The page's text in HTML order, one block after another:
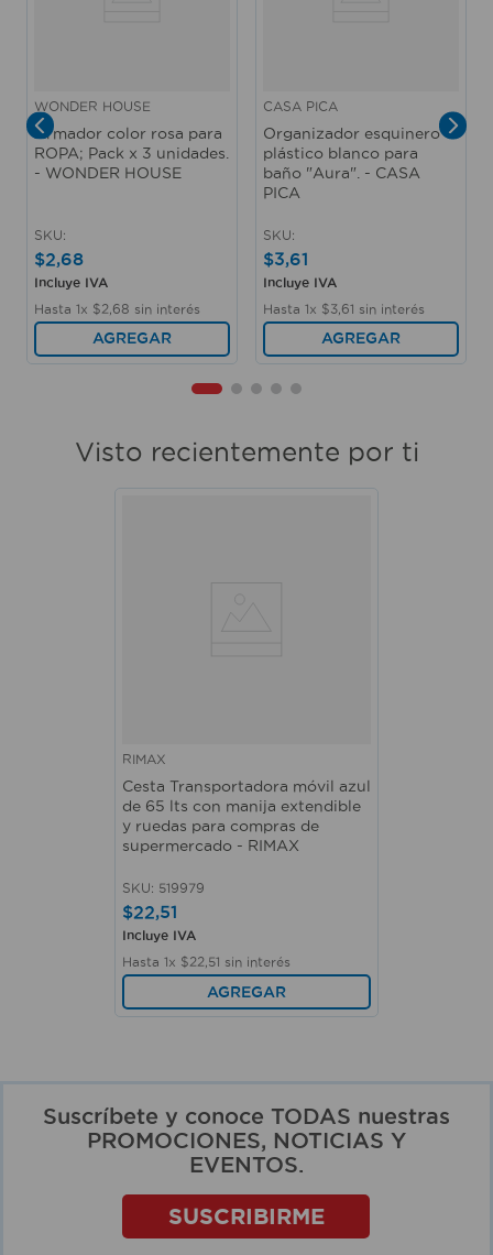
WONDER HOUSE
Armador color rosa para
ROPA; Pack x 3 unidades.
- WONDER HOUSE
SKU:
$2,68
Incluye IVA
Hasta 1x $2 68 sin interés
AGREGAR
CASA PICA
Organizador esquinero
plástico blanco para
baño "Aura". - CASA
PICA
SKU:
$3,61
Incluye IVA
Hasta 1x $3 61 sin interés
AGREGAR
Visto recientemente por ti
RIMAX
Cesta Transportadora móvil azul
de 65 lts con manija extendible
y ruedas para compras de
supermercado - RIMAX
SKU: 519979
$22,51
Incluye IVA
Hasta 1x $22 51 sin interés
AGREGAR
Suscríbete y conoce TODAS nuestras
PROMOCIONES, NOTICIAS Y
EVENTOS.
SUSCRIBIRME